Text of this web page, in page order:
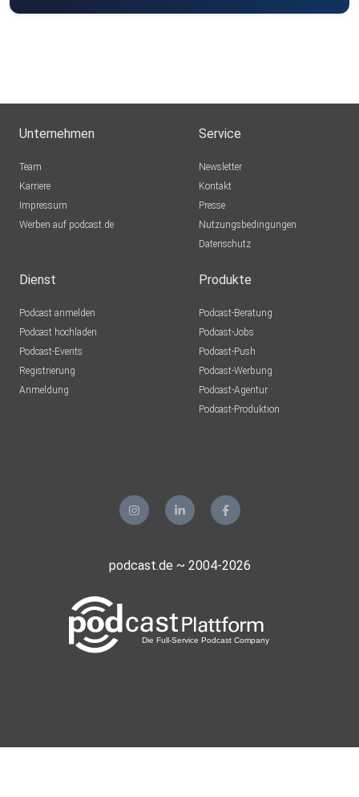
Unternehmen
Team
Karriere
Impressum
Werben auf podcast.de
Service
Newsletter
Kontakt
Presse
Nutzungsbedingungen
Datenschutz
Dienst
Podcast anmelden
Podcast hochladen
Podcast-Events
Registrierung
Anmeldung
Produkte
Podcast-Beratung
Podcast-Jobs
Podcast-Push
Podcast-Werbung
Podcast-Agentur
Podcast-Produktion
podcast.de ~ 2004-2026